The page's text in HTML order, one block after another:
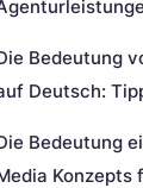
Bedeutung
Deutsch:
Bedeutung
Konzepts